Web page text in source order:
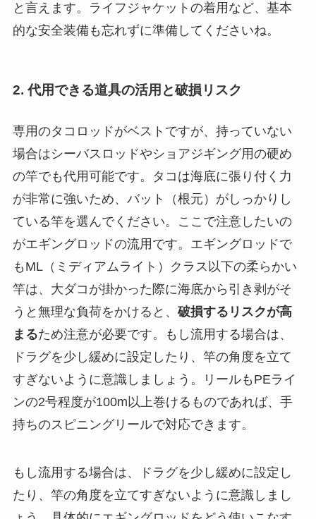
と言えます。ライフジャケットの着用など、基本
的な安全装備も忘れずに準備してくださいね。
2. 代用できる道具の活用と破損リスク
専用のタコロッドがベストですが、持っていない
場合はシーバスロッドやショアジギング用の硬め
の竿でも代用可能です。タコは海底に張り付く力
が非常に強いため、バット（根元）がしっかりし
ている竿を選んでください。ここで注意したいの
がエギングロッドの流用です。エギングロッドで
もML（ミディアムライト）クラス以下の柔らかい
竿は、大ダコが掛かった際に海底から引き剥がそ
うと無理な負荷をかけると、 破損するリスクが高
まるため注意が必要です。もし流用する場合は、
ドラグを少し緩めに設定したり、竿の角度を立て
すぎないように意識しましょう。リールもPEライ
ンの2号程度が100m以上巻けるものであれば、手
持ちのスピニングリールで対応できます。
もし流用する場合は、ドラグを少し緩めに設定し
たり、竿の角度を立てすぎないように意識しまし